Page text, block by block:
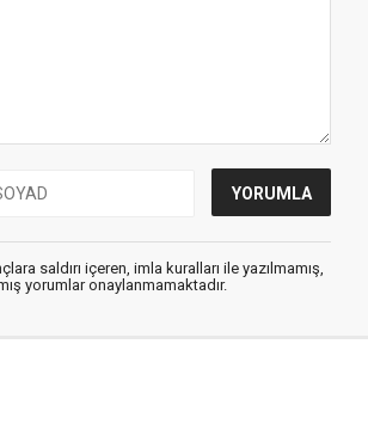
saldırı içeren, imla kuralları ile yazılmamış,
yorumlar onaylanmamaktadır.